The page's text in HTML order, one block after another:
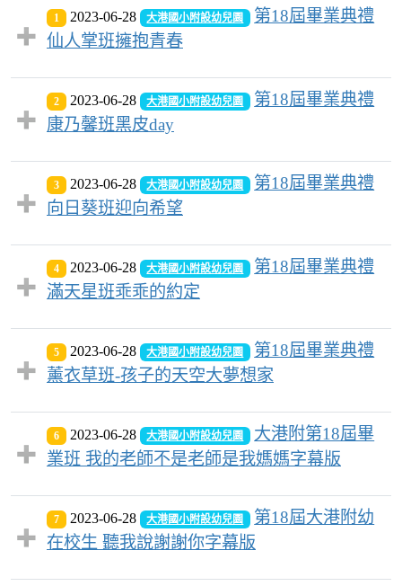
1 2023-06-28 大港國小附設幼兒園
第18屆畢業典禮
仙人掌班擁抱青春
2 2023-06-28 大港國小附設幼兒園
第18屆畢業典禮
康乃馨班黑皮day
3 2023-06-28 大港國小附設幼兒園
第18屆畢業典禮
向日葵班迎向希望
4 2023-06-28 大港國小附設幼兒園
第18屆畢業典禮
滿天星班乖乖的約定
5 2023-06-28 大港國小附設幼兒園
第18屆畢業典禮
薰衣草班-孩子的天空大夢想家
6 2023-06-28 大港國小附設幼兒園
大港附第18屆畢
業班 我的老師不是老師是我媽媽字幕版
7 2023-06-28 大港國小附設幼兒園
第18屆大港附幼
在校生 聽我說謝謝你字幕版